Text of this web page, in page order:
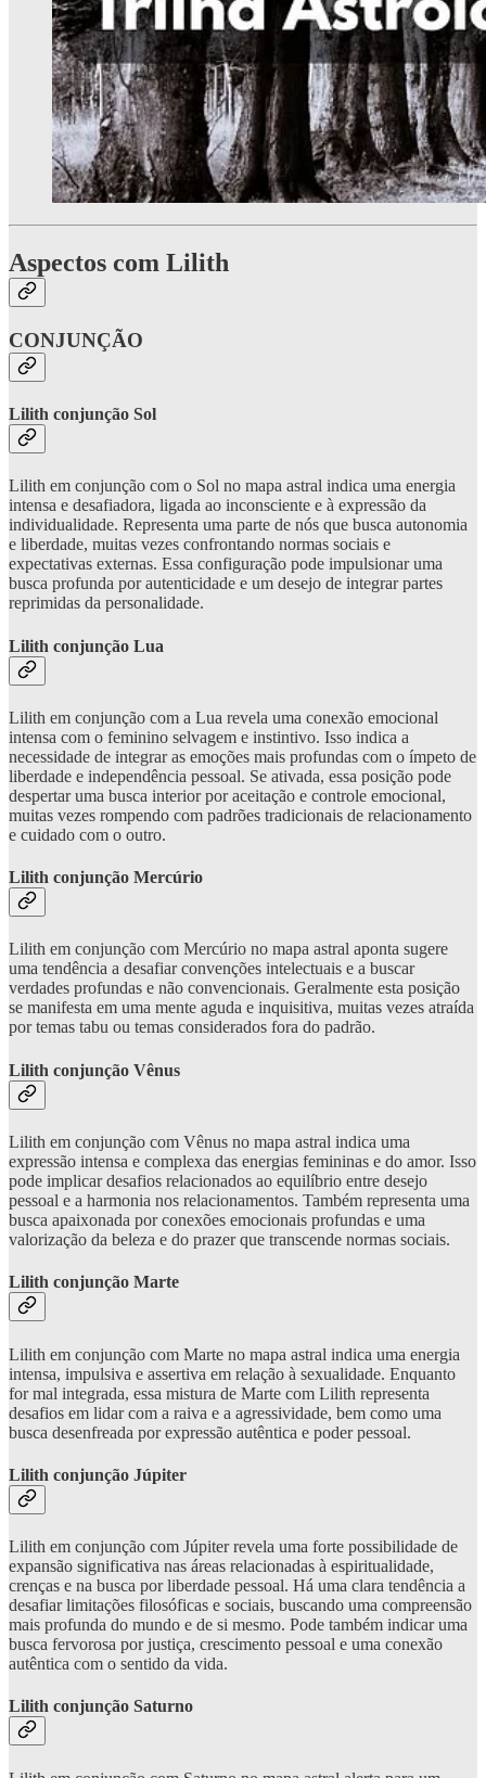
Aspectos com Lilith
CONJUNÇÃO
Lilith conjunção Sol
Lilith em conjunção com o Sol no mapa astral indica uma energia
intensa e desafiadora, ligada ao inconsciente e à expressão da
individualidade. Representa uma parte de nós que busca autonomia
e liberdade, muitas vezes confrontando normas sociais e
expectativas externas. Essa configuração pode impulsionar uma
busca profunda por autenticidade e um desejo de integrar partes
reprimidas da personalidade.
Lilith conjunção Lua
Lilith em conjunção com a Lua revela uma conexão emocional
intensa com o feminino selvagem e instintivo. Isso indica a
necessidade de integrar as emoções mais profundas com o ímpeto de
liberdade e independência pessoal. Se ativada, essa posição pode
despertar uma busca interior por aceitação e controle emocional,
muitas vezes rompendo com padrões tradicionais de relacionamento
e cuidado com o outro.
Lilith conjunção Mercúrio
Lilith em conjunção com Mercúrio no mapa astral aponta sugere
uma tendência a desafiar convenções intelectuais e a buscar
verdades profundas e não convencionais. Geralmente esta posição
se manifesta em uma mente aguda e inquisitiva, muitas vezes atraída
por temas tabu ou temas considerados fora do padrão.
Lilith conjunção Vênus
Lilith em conjunção com Vênus no mapa astral indica uma
expressão intensa e complexa das energias femininas e do amor. Isso
pode implicar desafios relacionados ao equilíbrio entre desejo
pessoal e a harmonia nos relacionamentos. Também representa uma
busca apaixonada por conexões emocionais profundas e uma
valorização da beleza e do prazer que transcende normas sociais.
Lilith conjunção Marte
Lilith em conjunção com Marte no mapa astral indica uma energia
intensa, impulsiva e assertiva em relação à sexualidade. Enquanto
for mal integrada, essa mistura de Marte com Lilith representa
desafios em lidar com a raiva e a agressividade, bem como uma
busca desenfreada por expressão autêntica e poder pessoal.
Lilith conjunção Júpiter
Lilith em conjunção com Júpiter revela uma forte possibilidade de
expansão significativa nas áreas relacionadas à espiritualidade,
crenças e na busca por liberdade pessoal. Há uma clara tendência a
desafiar limitações filosóficas e sociais, buscando uma compreensão
mais profunda do mundo e de si mesmo. Pode também indicar uma
busca fervorosa por justiça, crescimento pessoal e uma conexão
autêntica com o sentido da vida.
Lilith conjunção Saturno